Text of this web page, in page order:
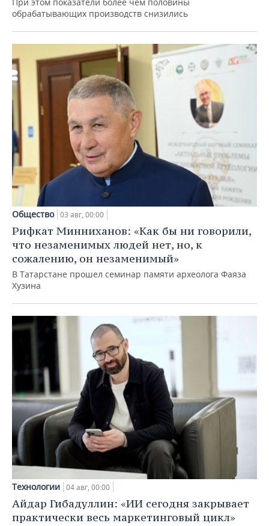
обрабатывающих производств снизились
Общество 03 авг, 00:00
Рифкат Минниханов: «Как бы ни говорили,
что незаменимых людей нет, но, к
сожалению, он незаменимый»
В Татарстане прошел семинар памяти археолога Фаяза
Хузина
Технологии 04 авг, 00:00
Айдар Гибадуллин: «ИИ сегодня закрывает
практически весь маркетинговый цикл»